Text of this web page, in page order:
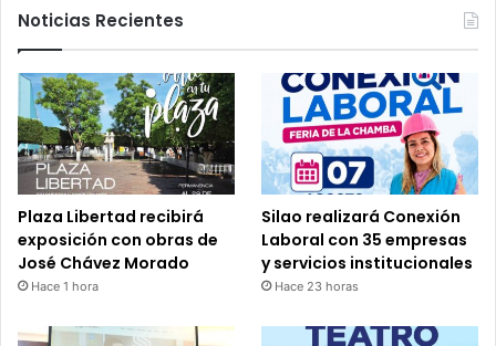
Noticias Recientes
Plaza Libertad recibirá
exposición con obras de
José Chávez Morado
Hace 1 hora
Silao realizará Conexión
Laboral con 35 empresas
y servicios institucionales
Hace 23 horas